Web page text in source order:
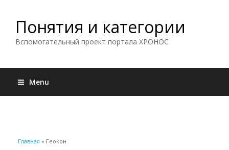
Понятия и категории
Вспомогательный проект портала ХРОНОС
Menu
Вы здесь
Главная » Геокон